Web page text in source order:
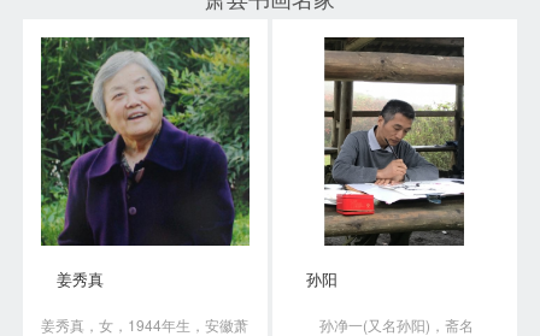
姜秀真
姜秀真，女，1944年生，安徽萧
孙阳
孙净一(又名孙阳)，斋名